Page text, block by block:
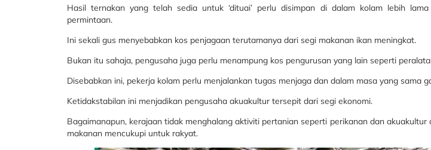
Hasil ternakan yang telah sedia untuk ‘dituai’ perlu disimpan di dalam kolam lebih
permintaan.
Ini sekali gus menyebabkan kos penjagaan terutamanya dari segi makanan ikan meningkat.
Bukan itu sahaja, pengusaha juga perlu menampung kos pengurusan yang lain seperti
Disebabkan ini, pekerja kolam perlu menjalankan tugas menjaga dan dalam masa yang sama
Ketidakstabilan ini menjadikan pengusaha akuakultur tersepit dari segi ekonomi.
Bagaimanapun, kerajaan tidak menghalang aktiviti pertanian seperti perikanan dan
makanan mencukupi untuk rakyat.